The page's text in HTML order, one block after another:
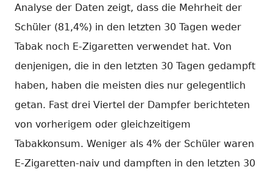
Analyse der Daten zeigt, dass die Mehrheit der
Schüler (81,4%) in den letzten 30 Tagen weder
Tabak noch E-Zigaretten verwendet hat. Von
denjenigen, die in den letzten 30 Tagen gedampft
haben, haben die meisten dies nur gelegentlich
getan. Fast drei Viertel der Dampfer berichteten
von vorherigem oder gleichzeitigem
Tabakkonsum. Weniger als 4% der Schüler waren
E-Zigaretten-naiv und dampften in den letzten 30